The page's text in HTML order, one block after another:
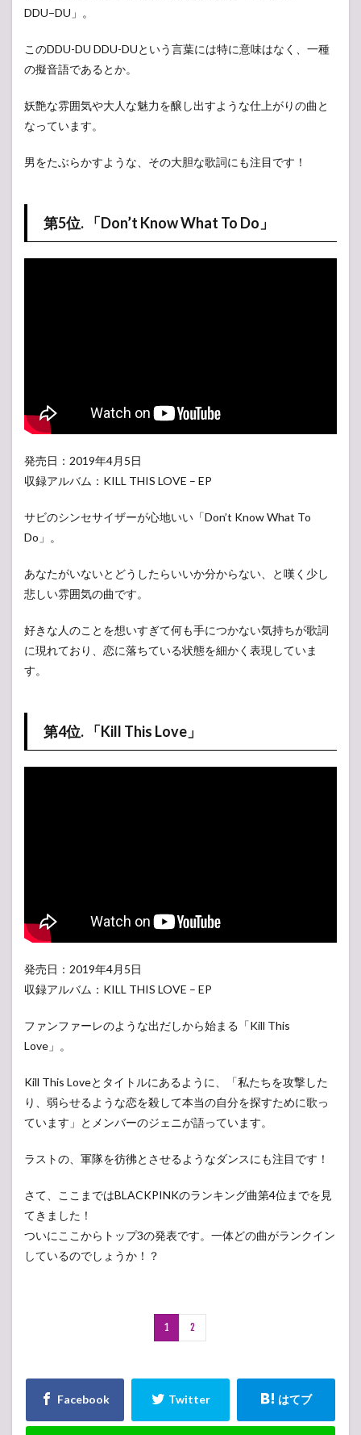
DDU−DU」。
このDDU-DU DDU-DUという言葉には特に意味はなく、一種
の擬音語であるとか。
妖艶な雰囲気や大人な魅力を醸し出すような仕上がりの曲と
なっています。
男をたぶらかすような、その大胆な歌詞にも注目です！
第5位. 「Don’t Know What To Do」
発売日：2019年4月5日
収録アルバム：KILL THIS LOVE – EP
サビのシンセサイザーが心地いい「Don’t Know What To
Do」。
あなたがいないとどうしたらいいか分からない、と嘆く少し
悲しい雰囲気の曲です。
好きな人のことを想いすぎて何も手につかない気持ちが歌詞
に現れており、恋に落ちている状態を細かく表現していま
す。
第4位. 「Kill This Love」
発売日：2019年4月5日
収録アルバム：KILL THIS LOVE – EP
ファンファーレのような出だしから始まる「Kill This
Love」。
Kill This Loveとタイトルにあるように、「私たちを攻撃した
り、弱らせるような恋を殺して本当の自分を探すために歌っ
ています」とメンバーのジェニが語っています。
ラストの、軍隊を彷彿とさせるようなダンスにも注目です！
さて、ここまではBLACKPINKのランキング曲第4位までを見
てきました！
ついにここからトップ3の発表です。一体どの曲がランクイン
しているのでしょうか！？
1 2